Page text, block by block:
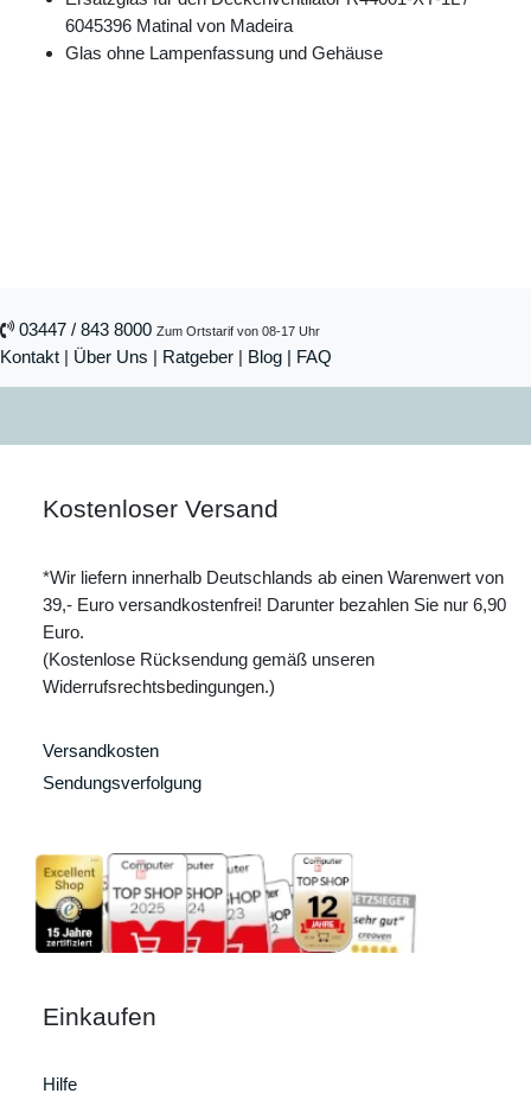
6045396 Matinal von Madeira
Glas ohne Lampenfassung und Gehäuse
03447 / 843 8000 Zum Ortstarif von 08-17 Uhr
Kontakt | Über Uns | Ratgeber | Blog | FAQ
Kostenloser Versand
*Wir liefern innerhalb Deutschlands ab einen Warenwert von
39,- Euro versandkostenfrei! Darunter bezahlen Sie nur 6,90
Euro.
(Kostenlose Rücksendung gemäß unseren
Widerrufsrechtsbedingungen.)
Versandkosten
Sendungsverfolgung
Einkaufen
Hilfe